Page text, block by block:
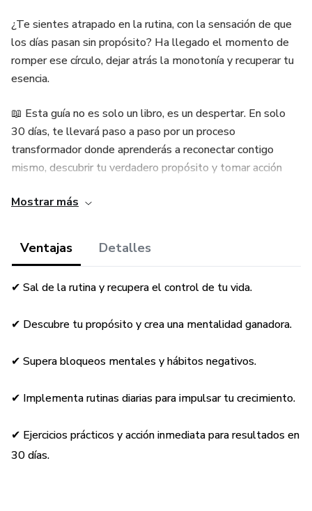
¿Te sientes atrapado en la rutina, con la sensación de que
los días pasan sin propósito? Ha llegado el momento de
romper ese círculo, dejar atrás la monotonía y recuperar tu
esencia.
📖 Esta guía no es solo un libro, es un despertar. En solo
30 días, te llevará paso a paso por un proceso
transformador donde aprenderás a reconectar contigo
mismo, descubrir tu verdadero propósito y tomar acción
✔ Salir del piloto automático y recuperar tu energía vital.
✔ Cultivar hábitos que te impulsan a una vida más plena y
limitaciones.
✔ Crea una estrategia clara para alcanzar tus metas con
⚡ No es magia, es acción guiada con propósito. Durante un
Mostrar más
Ventajas Detalles
✔ Sal de la rutina y recupera el control de tu vida.
✔ Descubre tu propósito y crea una mentalidad ganadora.
✔ Supera bloqueos mentales y hábitos negativos.
✔ Implementa rutinas diarias para impulsar tu crecimiento.
✔ Ejercicios prácticos y acción inmediata para resultados en
30 días.